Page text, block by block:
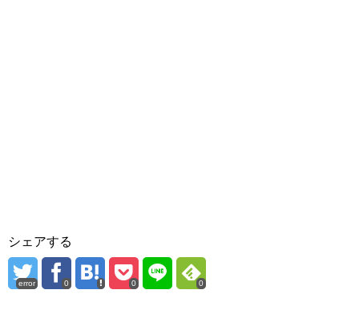
シェアする
error 0 0 0